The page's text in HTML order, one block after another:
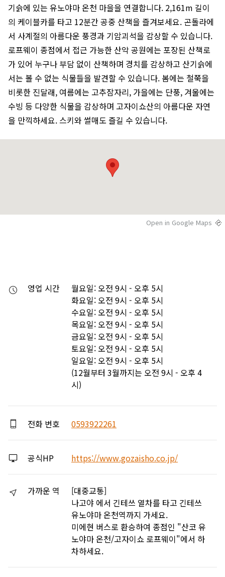
기슭에 있는 유노야마 온천 마을을 연결합니다. 2,161m 길이
의 케이블카를 타고 12분간 공중 산책을 즐겨보세요. 곤돌라에
서 사계절의 아름다운 풍경과 기암괴석을 감상할 수 있습니다.
로프웨이 종점에서 접근 가능한 산악 공원에는 포장된 산책로
가 있어 누구나 부담 없이 산책하며 경치를 감상하고 산기슭에
서는 볼 수 없는 식물들을 발견할 수 있습니다. 봄에는 철쭉을
비롯한 진달래, 여름에는 고추잠자리, 가을에는 단풍, 겨울에는
수빙 등 다양한 식물을 감상하며 고자이쇼산의 아름다운 자연
을 만끽하세요. 스키와 썰매도 즐길 수 있습니다.
Open in Google Maps
영업 시간
월요일: 오전 9시 - 오후 5시
화요일: 오전 9시 - 오후 5시
수요일: 오전 9시 - 오후 5시
목요일: 오전 9시 - 오후 5시
금요일: 오전 9시 - 오후 5시
토요일: 오전 9시 - 오후 5시
일요일: 오전 9시 - 오후 5시
(12월부터 3월까지는 오전 9시 - 오후 4
시)
전화 번호 0593922261
공식HP https://www.gozaisho.co.jp/
가까운 역
[대중교통]
나고야 에서 긴테쓰 열차를 타고 긴테쓰
유노야마 온천역까지 가세요.
미에현 버스로 환승하여 종점인 "산코 유
노야마 온천/고자이쇼 로프웨이"에서 하
차하세요.